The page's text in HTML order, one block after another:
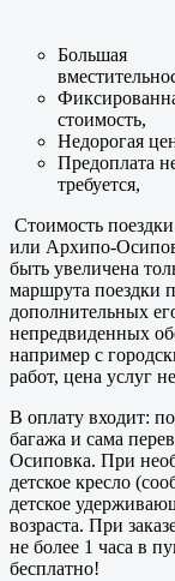
Большая
стоимость,
Недорогая
Предоплата
требуется,
Стоимость
или Архипо-
быть увеличена
маршрута поездки
дополнительных
непредвиденных
например с
работ, цена услуг
В оплату входит:
багажа и сама
Осиповка. При
детское кресло
детское
возраста. При
не более 1 часа в
бесплатно!